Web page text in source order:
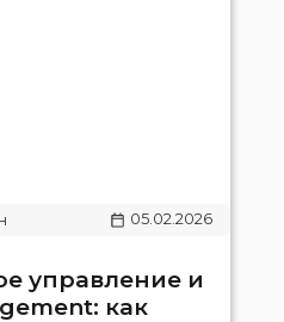
05.02.2026
управление и
как